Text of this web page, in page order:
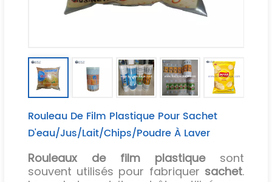
Rouleau De Film Plastique Pour Sachet
D'eau/jus/lait/chips/poudre À Laver
Rouleaux de film plastiquesont
souvent utilisés pour fabriquer sachet.